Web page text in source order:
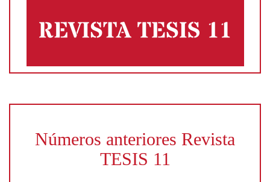
Números anteriores Revista
TESIS 11